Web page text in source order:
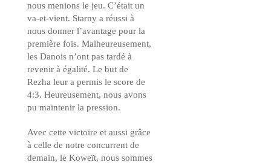
nous menions le jeu. C’était un
va-et-vient. Starny a réussi à
nous donner l’avantage pour la
première fois. Malheureusement,
les Danois n’ont pas tardé à
revenir à égalité. Le but de
Rezha leur a permis le score de
4:3. Heureusement, nous avons
pu maintenir la pression.
Avec cette victoire et aussi grâce
à celle de notre concurrent de
demain, le Koweït, nous sommes